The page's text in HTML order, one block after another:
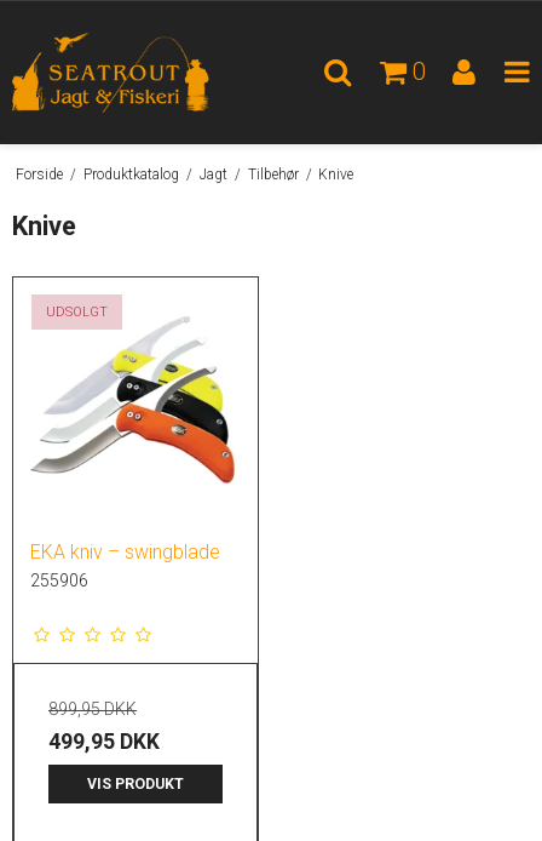
0
Forside / Produktkatalog / Jagt / Tilbehør / Knive
Knive
TILBUD
UDSOLGT
EKA kniv – swingblade
255906
899,95 DKK
499,95 DKK
VIS PRODUKT